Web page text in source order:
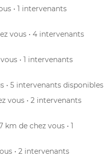
• 1 intervenants
vous • 4 intervenants
• 1 intervenants
• 5 intervenants disponibles
vous • 2 intervenants
km de chez vous • 1
• 2 intervenants